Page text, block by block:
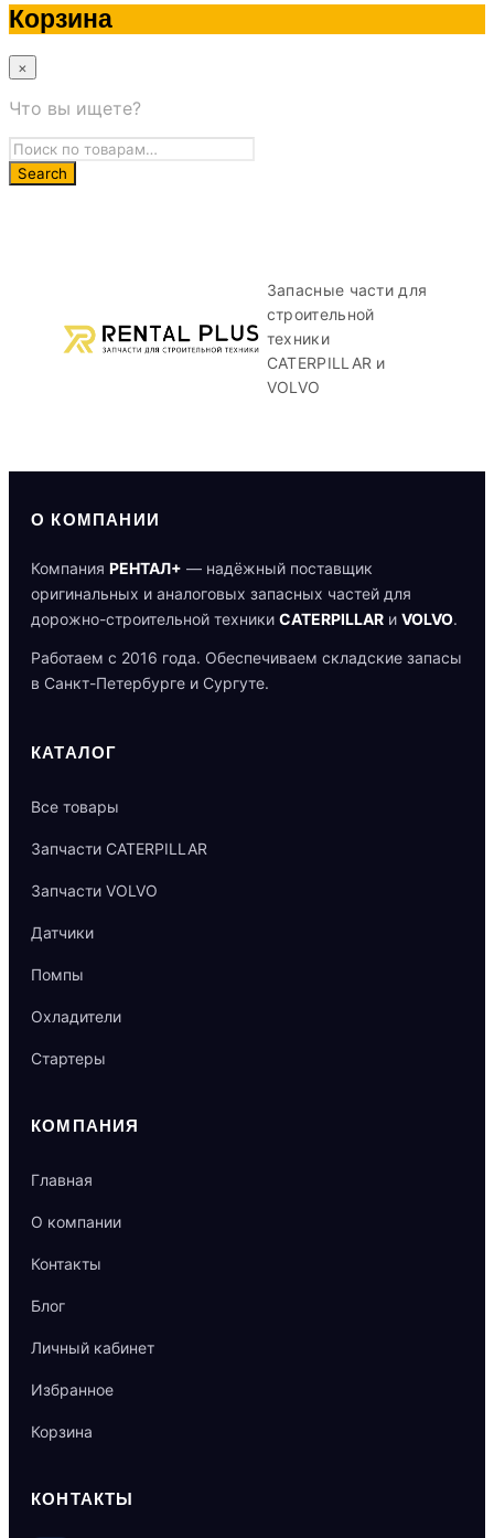
Корзина
×
Что вы ищете?
Запасные части для
строительной
техники
CATERPILLAR и
VOLVO
О КОМПАНИИ
Компания РЕНТАЛ+ — надёжный поставщик
оригинальных и аналоговых запасных частей для
дорожно-строительной техники CATERPILLAR и VOLVO.
Работаем с 2016 года. Обеспечиваем складские запасы
в Санкт-Петербурге и Сургуте.
КАТАЛОГ
Все товары
Запчасти CATERPILLAR
Запчасти VOLVO
Датчики
Помпы
Охладители
Стартеры
КОМПАНИЯ
Главная
О компании
Контакты
Блог
Личный кабинет
Избранное
Корзина
КОНТАКТЫ